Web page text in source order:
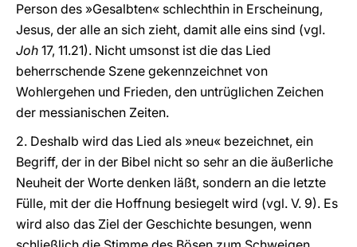
Person des »Gesalbten« schlechthin in Erscheinung,
Jesus, der alle an sich zieht, damit alle eins sind (vgl.
Joh 17, 11.21). Nicht umsonst ist die das Lied
beherrschende Szene gekennzeichnet von
Wohlergehen und Frieden, den untrüglichen Zeichen
der messianischen Zeiten.
2. Deshalb wird das Lied als »neu« bezeichnet, ein
Begriff, der in der Bibel nicht so sehr an die äußerliche
Neuheit der Worte denken läßt, sondern an die letzte
Fülle, mit der die Hoffnung besiegelt wird (vgl. V. 9). Es
wird also das Ziel der Geschichte besungen, wenn